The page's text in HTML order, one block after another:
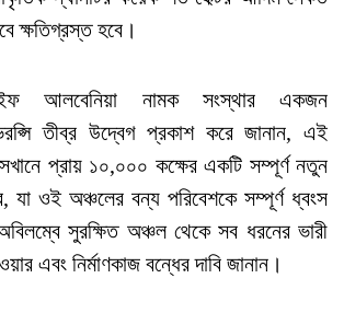
ক্ষতিগ্রস্ত হবে।
আলবেনিয়া নামক সংস্থার একজন
তীব্র উদ্বেগ প্রকাশ করে জানান, এই
প্রায় ১০,০০০ কক্ষের একটি সম্পূর্ণ নতুন
যা ওই অঞ্চলের বন্য পরিবেশকে সম্পূর্ণ ধ্বংস
সুরক্ষিত অঞ্চল থেকে সব ধরনের ভারী
এবং নির্মাণকাজ বন্ধের দাবি জানান।